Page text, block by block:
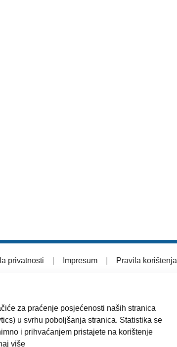
privatnosti Impresum Pravila korištenja
za praćenje posjećenosti naših stranica
u svrhu poboljšanja stranica. Statistika se
i prihvaćanjem pristajete na korištenje
više